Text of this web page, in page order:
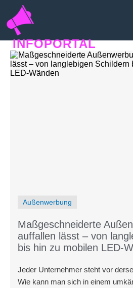
INFOPORTAL
67U
Außenwerbung
Maßgeschneiderte
auffallen lässt – von
bis hin zu mobilen LED-
Jeder Unternehmer steht vor
Wie kann man sich in einem